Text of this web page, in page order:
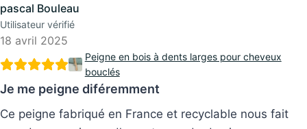
pascal Bouleau
Utilisateur vérifié
18 avril 2025
Peigne en bois à dents larges pour cheveux
bouclés
Je me peigne diféremment
Ce peigne fabriqué en France et recyclable nous fait